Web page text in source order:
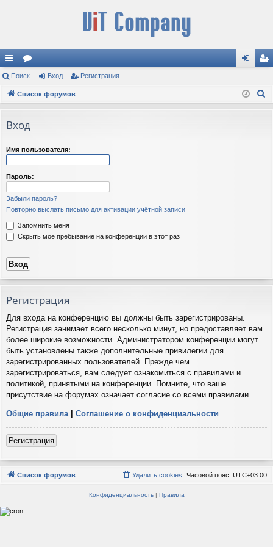
с
ы
и
ор
ум д ис
Поиск Вход Регистрация
Список форумов
Вход
Имя пользователя:
Пароль:
Забыли пароль?
Повторно выслать письмо для активации учётной записи
Запомнить меня
Скрыть моё пребывание на конференции в этот раз
Регистрация
Для входа на конференцию вы должны быть зарегистрированы.
Регистрация занимает всего несколько минут, но предоставляет вам
более широкие возможности. Администратором конференции могут
быть установлены также дополнительные привилегии для
зарегистрированных пользователей. Прежде чем
зарегистрироваться, вам следует ознакомиться с правилами и
политикой, принятыми на конференции. Помните, что ваше
присутствие на форумах означает согласие со всеми правилами.
Общие правила | Соглашение о конфиденциальности
Регистрация
Список форумов Часовой пояс: UTC+03:00
Удалить cookies
Конфиденциальность| Правила